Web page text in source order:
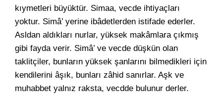
kıymetleri büyüktür. Simaa, vecde ihtiyaçları
yoktur. Simâ’ yerine ibâdetlerden istifade ederler.
Asldan aldıkları nurlar, yüksek makâmlara çıkmış
gibi fayda verir. Simâ’ ve vecde düşkün olan
taklitçiler, bunların yüksek şanlarını bilmedikleri için
kendilerini âşık, bunları zâhid sanırlar. Aşk ve
muhabbet yalnız raksta, vecdde bulunur derler.